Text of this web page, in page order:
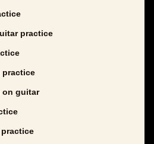
practice
practice
on guitar